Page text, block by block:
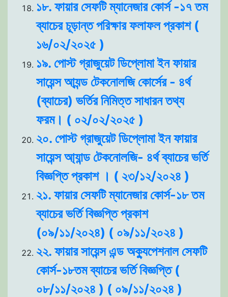
১৮. ফায়ার সেফটি ম্যানেজার কোর্স -১৭ তম
ব্যাচের চূড়ান্ত পরিক্ষার ফলাফল প্রকাশ (
১৬/০২/২০২৫ )
১৯. পোস্ট গ্রাজুয়েট ডিপ্লোমা ইন ফায়ার
সায়েন্স আ্যন্ড টেকনোলজি কোর্সের - ৪র্থ
(ব্যাচের) ভর্তির নিমিত্ত সাধারন তথ্য
ফরম। ( ০২/০২/২০২৫ )
২০. পোস্ট গ্রাজুয়েট ডিপ্লোমা ইন ফায়ার
সায়েন্স আ্যান্ড টেকনোলজি- ৪র্থ ব্যাচের ভর্তি
বিজ্ঞপ্তি প্রকাশ । ( ২৩/১২/২০২৪ )
২১. ফায়ার সেফটি ম্যানেজার কোর্স-১৮ তম
ব্যাচের ভর্তি বিজ্ঞপ্তি প্রকাশ
(০৯/১১/২০২৪) ( ০৯/১১/২০২৪ )
২২. ফায়ার সায়েন্স এন্ড অক্যুপেশনাল সেফটি
কোর্স-১৮তম ব্যাচের ভর্তি বিজ্ঞপ্তি (
০৮/১১/২০২৪ ) ( ০৯/১১/২০২৪ )